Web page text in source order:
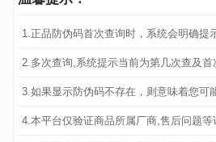
1.正品防伪码首次查询时，系统会明确提
2.多次查询,系统提示当前为第几次查及首
3.如果显示防伪码不存在，则意味着您可
4.本平台仅验证商品所属厂商,售后问题等